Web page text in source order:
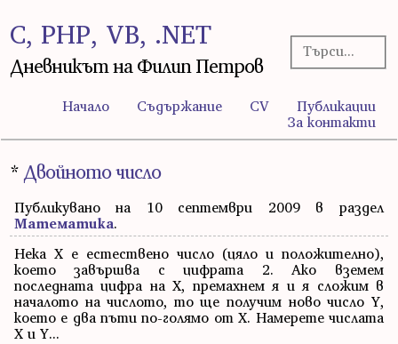
C, PHP, VB, .NET
Дневникът на Филип Петров
Начало Съдържание CV
Публикации
За контакти
* Двойното число
Публикувано на 10 септември 2009 в раздел
Математика.
Нека X е естествено число (цяло и положително),
което завършва с цифрата 2. Ако вземем
последната цифра на X, премахнем я и я сложим в
началото на числото, то ще получим ново число Y,
което е два пъти по-голямо от X. Намерете числата
X и Y...